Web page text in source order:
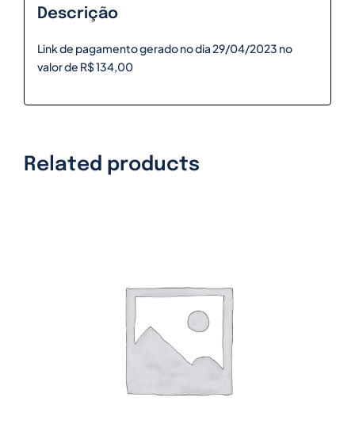
Descrição
Link de pagamento gerado no dia 29/04/2023 no
valor de R$ 134,00
Related products